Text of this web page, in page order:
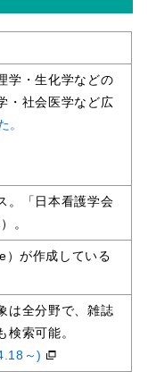
学・生化学などの
・社会医学など広
。
。「日本看護学会
。
が作成している
は全分野で、雑誌
索可能。
～)